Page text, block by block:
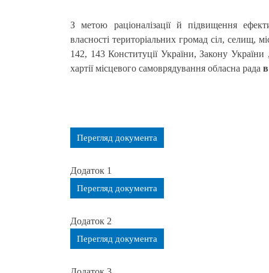
З метою раціоналізації й підвищення
власності територіальних громад сіл, селищ,
142, 143 Конституції України, Закону
хартії місцевого самоврядування обласна рада
Перегляд документа
Додаток 1
Перегляд документа
Додаток 2
Перегляд документа